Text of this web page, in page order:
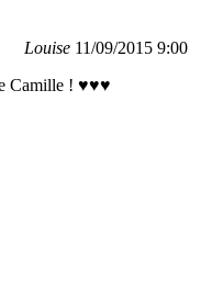
Louise 11/09/2015 9:00
Camille ! ♥♥♥